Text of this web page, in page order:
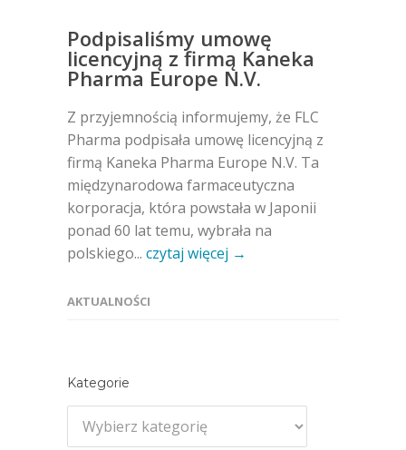
Podpisaliśmy umowę
licencyjną z firmą Kaneka
Pharma Europe N.V.
Z przyjemnością informujemy, że FLC
Pharma podpisała umowę licencyjną z
firmą Kaneka Pharma Europe N.V. Ta
międzynarodowa farmaceutyczna
korporacja, która powstała w Japonii
ponad 60 lat temu, wybrała na
polskiego... czytaj więcej →
AKTUALNOŚCI
Kategorie